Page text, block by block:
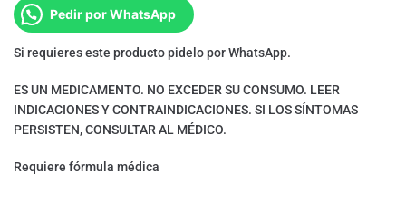
Pedir por WhatsApp
Si requieres este producto pidelo por WhatsApp.
ES UN MEDICAMENTO. NO EXCEDER SU CONSUMO. LEER
INDICACIONES Y CONTRAINDICACIONES. SI LOS SÍNTOMAS
PERSISTEN, CONSULTAR AL MÉDICO.
Requiere fórmula médica